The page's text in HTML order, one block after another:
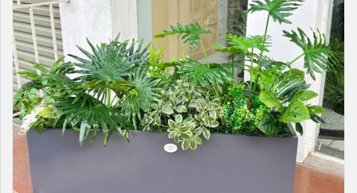
CÂY GIẢ TRANG TRÍ TIỂU CẢNH CÂY GIẢ
TƯỜNG CÂY GIẢ KHĂN TRẢI BÀN